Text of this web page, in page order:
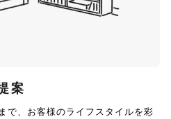
案
で、お客様のライフスタイルを彩